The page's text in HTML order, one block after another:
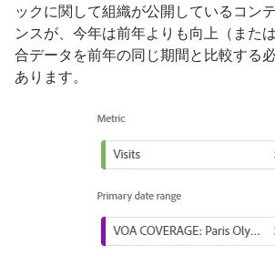
ックに関して組織が公開しているコン
ンスが、今年は前年よりも向上（また
合データを前年の同じ期間と比較する
あります。